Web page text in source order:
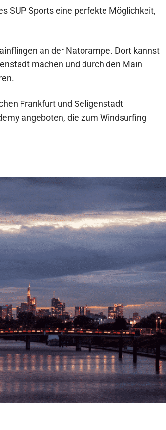
SUP Sports eine perfekte Möglichkeit,
an der Natorampe. Dort kannst
machen und durch den Main
Frankfurt und Seligenstadt
angeboten, die zum Windsurfing